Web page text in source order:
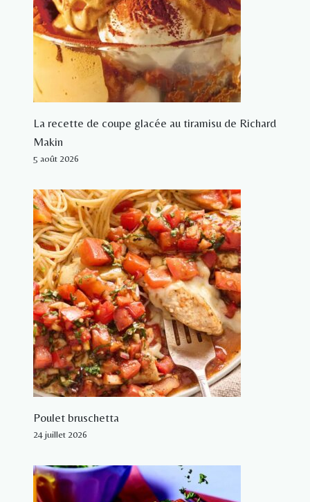
La recette de coupe glacée au tiramisu de Richard
Makin
5 août 2026
Poulet bruschetta
24 juillet 2026